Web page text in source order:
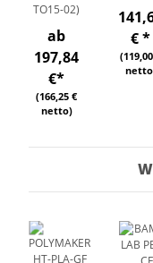
TO15-02)
ab
197,84
€*
(166,25 €
netto)
€*